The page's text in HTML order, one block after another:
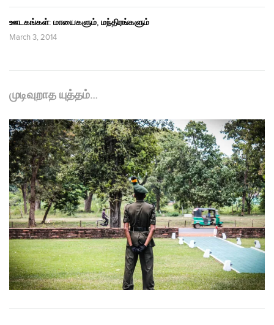
ஊடகங்கள்: மாயைகளும், மந்திரங்களும்
March 3, 2014
முடிவுறாத யுத்தம்…